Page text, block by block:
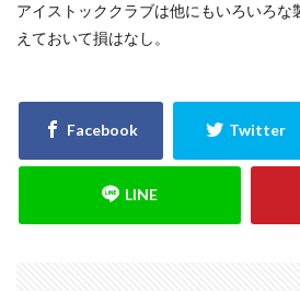
アイストッククラブは他にもいろいろな
えておいて損はなし。